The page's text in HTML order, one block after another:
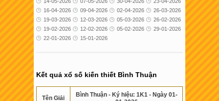
16-04-2026
09-04-2026 02-04-2026
26-03-2026
19-03-2026
12-03-2026 05-03-2026
26-02-2026
19-02-2026
12-02-2026 05-02-2026
29-01-2026
22-01-2026
15-01-2026
Kết quả xổ số kiến thiết Bình Thuận
Tên Giải
Bình Thuận - Ký hiệu: 1K1 - Ngày 01-